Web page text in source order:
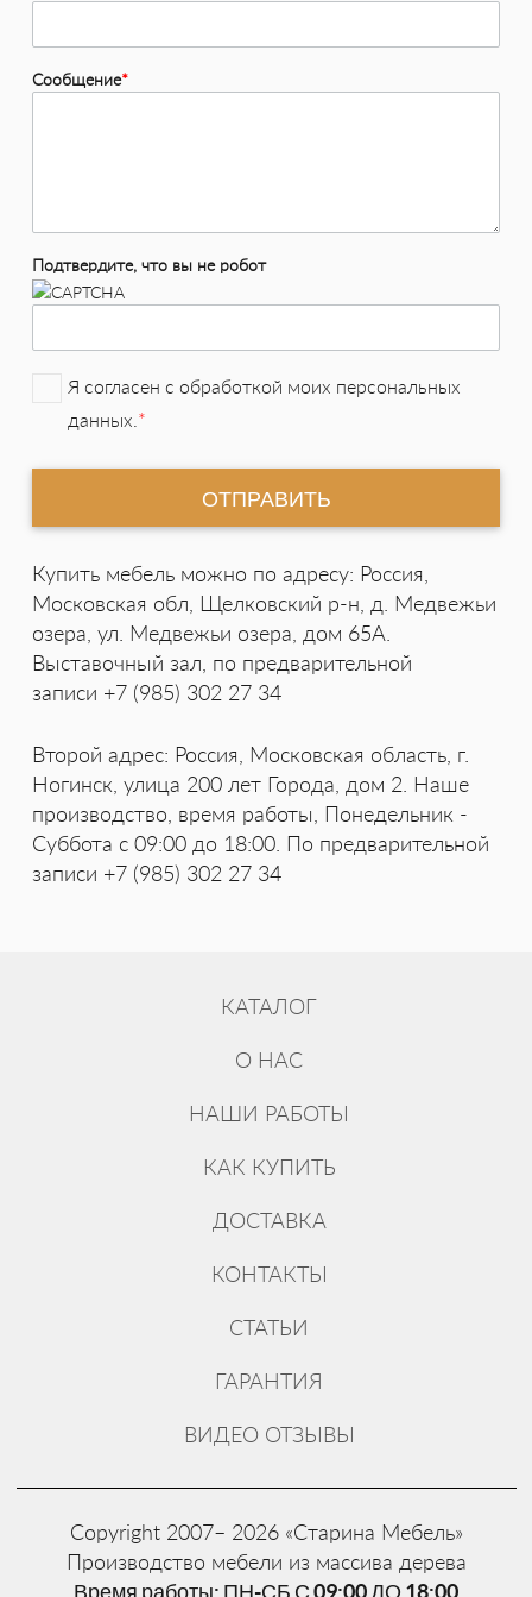
Сообщение*
Подтвердите, что вы не робот
Я согласен с обработкой моих персональных
данных. *
Купить мебель можно по адресу: Россия,
Московская обл, Щелковский р-н, д. Медвежьи
озера, ул. Медвежьи озера, дом 65А.
Выставочный зал, по предварительной
записи +7 (985) 302 27 34
Второй адрес: Россия, Московская область, г.
Ногинск, улица 200 лет Города, дом 2. Наше
производство, время работы, Понедельник -
Суббота с 09:00 до 18:00. По предварительной
записи +7 (985) 302 27 34
КАТАЛОГ
О НАС
НАШИ РАБОТЫ
КАК КУПИТЬ
ДОСТАВКА
КОНТАКТЫ
СТАТЬИ
ГАРАНТИЯ
ВИДЕО ОТЗЫВЫ
Copyright 2007– 2026 «Старина Мебель»
Производство мебели из массива дерева
Время работы: ПН-СБ С 09:00 ДО 18:00